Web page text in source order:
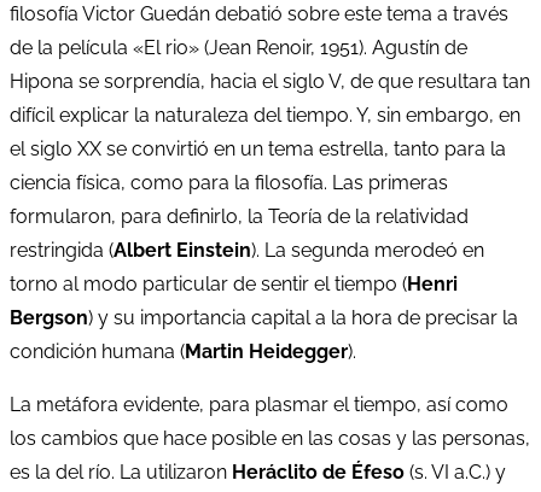
filosofía Victor Guedán debatió sobre este tema a través
de la película «El rio» (Jean Renoir, 1951). Agustín de
Hipona se sorprendía, hacia el siglo V, de que resultara tan
difícil explicar la naturaleza del tiempo. Y, sin embargo, en
el siglo XX se convirtió en un tema estrella, tanto para la
ciencia física, como para la filosofía. Las primeras
formularon, para definirlo, la Teoría de la relatividad
restringida (Albert Einstein). La segunda merodeó en
torno al modo particular de sentir el tiempo (Henri
Bergson) y su importancia capital a la hora de precisar la
condición humana (Martin Heidegger).
La metáfora evidente, para plasmar el tiempo, así como
los cambios que hace posible en las cosas y las personas,
es la del río. La utilizaron Heráclito de Éfeso (s. VI a.C.) y